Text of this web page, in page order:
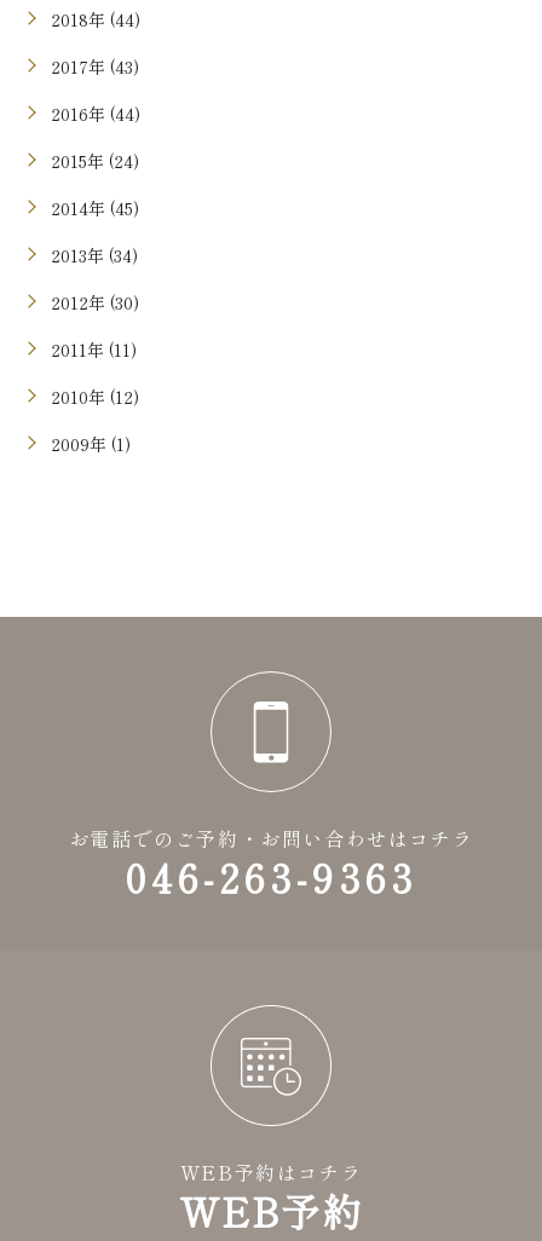
2018年 (44)
2017年 (43)
2016年 (44)
2015年 (24)
2014年 (45)
2013年 (34)
2012年 (30)
2011年 (11)
2010年 (12)
2009年 (1)
お電話でのご予約・お問い合わせはコチラ
046-263-9363
WEB予約はコチラ
WEB予約